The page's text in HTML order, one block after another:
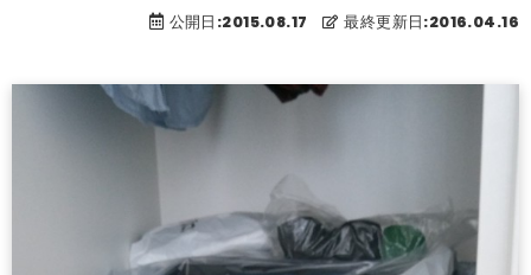
公開日:2015.08.17 最終更新日:2016.04.16